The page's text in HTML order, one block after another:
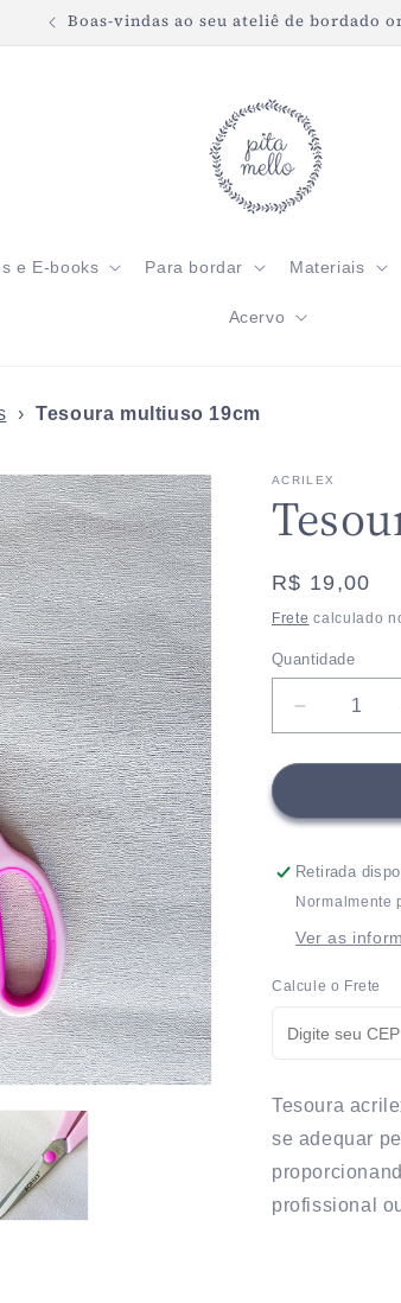
Boas-vindas ao seu ateliê de bordado
e E-books Para bordar Materiais
Acervo
› Tesoura multiuso 19cm
ACRILEX
Preço
normal
R$ 19,00
Frete calculado
Quantidade
Quantidade
Diminuir
a
Tesoura
19cm
Retirada
Normalmente
Ver as
Calcule o Frete
Tesoura
se adequar
profissional